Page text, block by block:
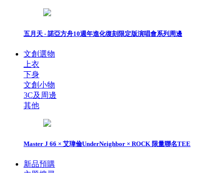
五月天 - 諾亞方舟10週年進化復刻限定版演唱會系列周邊
文創選物
上衣
下身
文創小物
3C及周邊
其他
Master J 66 × 艾瑋倫UnderNeighbor × ROCK 限量聯名TEE
新品預購